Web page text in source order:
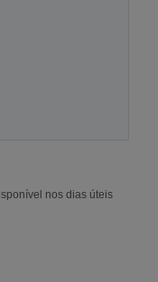
nos dias úteis